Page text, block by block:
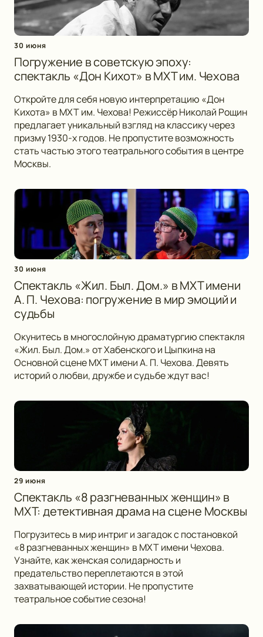
30 июня
Погружение в советскую эпоху:
спектакль «Дон Кихот» в МХТ им. Чехова
Откройте для себя новую интерпретацию «Дон
Кихота» в МХТ им. Чехова! Режиссёр Николай Рощин
предлагает уникальный взгляд на классику через
призму 1930-х годов. Не пропустите возможность
стать частью этого театрального события в центре
Москвы.
30 июня
Спектакль «Жил. Был. Дом.» в МХТ имени
А. П. Чехова: погружение в мир эмоций и
судьбы
Окунитесь в многослойную драматургию спектакля
«Жил. Был. Дом.» от Хабенского и Цыпкина на
Основной сцене МХТ имени А. П. Чехова. Девять
историй о любви, дружбе и судьбе ждут вас!
29 июня
Спектакль «8 разгневанных женщин» в
МХТ: детективная драма на сцене Москвы
Погрузитесь в мир интриг и загадок с постановкой
«8 разгневанных женщин» в МХТ имени Чехова.
Узнайте, как женская солидарность и
предательство переплетаются в этой
захватывающей истории. Не пропустите
театральное событие сезона!